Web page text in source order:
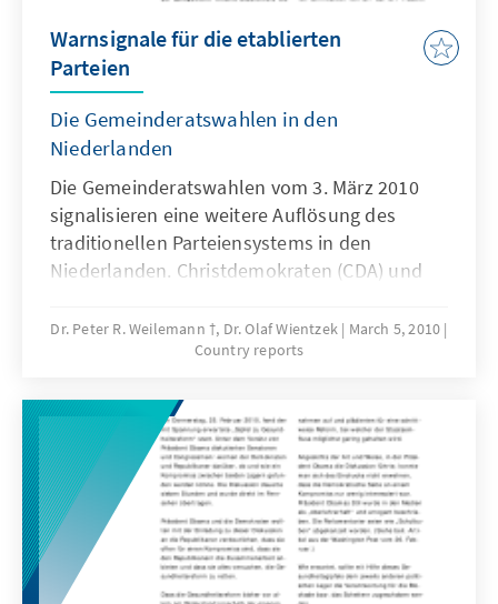
Warnsignale für die etablierten
Parteien
Die Gemeinderatswahlen in den
Niederlanden
Die Gemeinderatswahlen vom 3. März 2010
signalisieren eine weitere Auflösung des
traditionellen Parteiensystems in den
Niederlanden. Christdemokraten (CDA) und
vor der Wahl in einer großen Koalition die
Regierung gebildet haben, fuhren Verluste
Dr. Peter R. Weilemann †, Dr. Olaf Wientzek
March 5, 2010
Country reports